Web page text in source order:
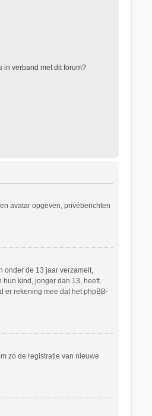
in verband met dit forum?
avatar opgeven, privéberichten
onder de 13 jaar verzamelt,
kind, jonger dan 13, heeft.
er rekening mee dat het phpBB-
zo de registratie van nieuwe